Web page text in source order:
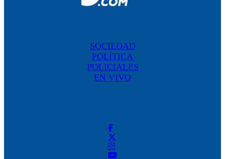
SOCIEDAD
POLÍTICA
POLICIALES
EN VIVO